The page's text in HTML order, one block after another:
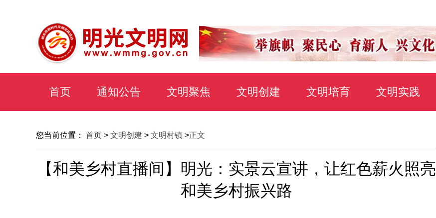
首页 通知公告 文明聚焦 文明创建 文明培育 文明实践
您当前位置： 首页 > 文明创建 > 文明村镇 >正文
【和美乡村直播间】明光：实景云宣讲，让红色薪火照亮
和美乡村振兴路